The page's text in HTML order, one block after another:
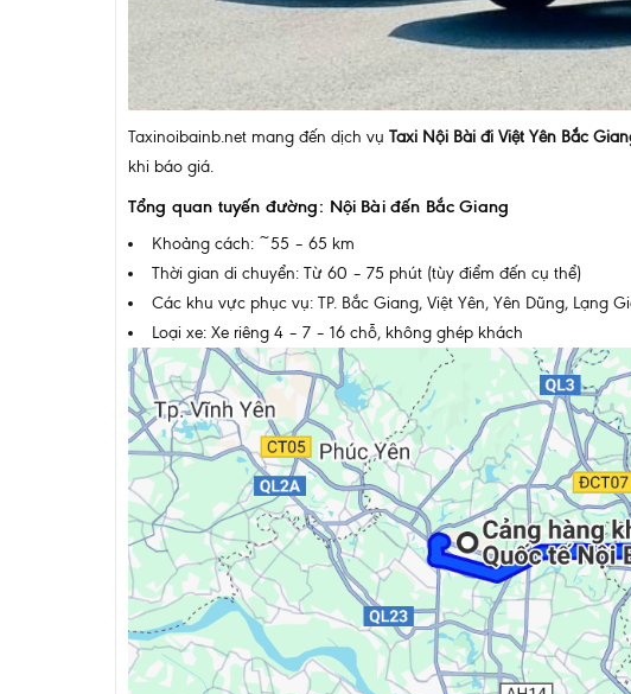
Taxinoibainb.net mang đến dịch vụ Taxi Nội Bài đi Việt Yên Bắc
khi báo giá.
Tổng quan tuyến đường: Nội Bài đến Bắc Giang
Khoảng cách: ~55 – 65 km
Thời gian di chuyển: Từ 60 – 75 phút (tùy điểm đến cụ thể)
Các khu vực phục vụ: TP. Bắc Giang, Việt Yên, Yên Dũng,
Loại xe: Xe riêng 4 – 7 – 16 chỗ, không ghép khách